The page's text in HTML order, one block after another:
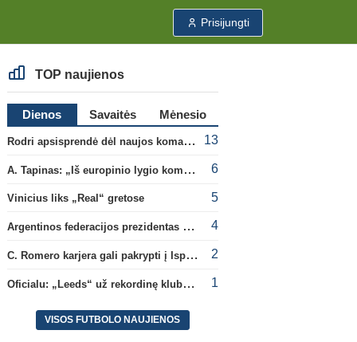
Prisijungti
TOP naujienos
Dienos Savaitės
Mėnesio
Rodri apsisprendė dėl naujos komandos
13
A. Tapinas: „Iš europinio lygio komandos gavom gerų pamokų“ 6
Vinicius liks „Real“ gretose 5
Argentinos federacijos prezidentas C. Tapia negailėjo pagyrų G. Infantino 4
C. Romero karjera gali pakrypti į Ispaniją 2
Oficialu: „Leeds“ už rekordinę klubui sumą įsigijo Anglijos rinktinės vartininką 1
VISOS FUTBOLO NAUJIENOS